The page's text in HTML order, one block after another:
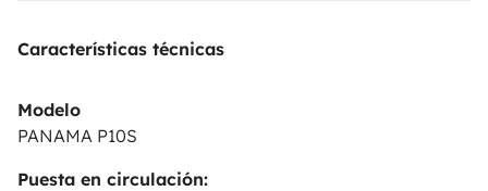
Características técnicas
Modelo
PANAMA P10S
Puesta en circulación: